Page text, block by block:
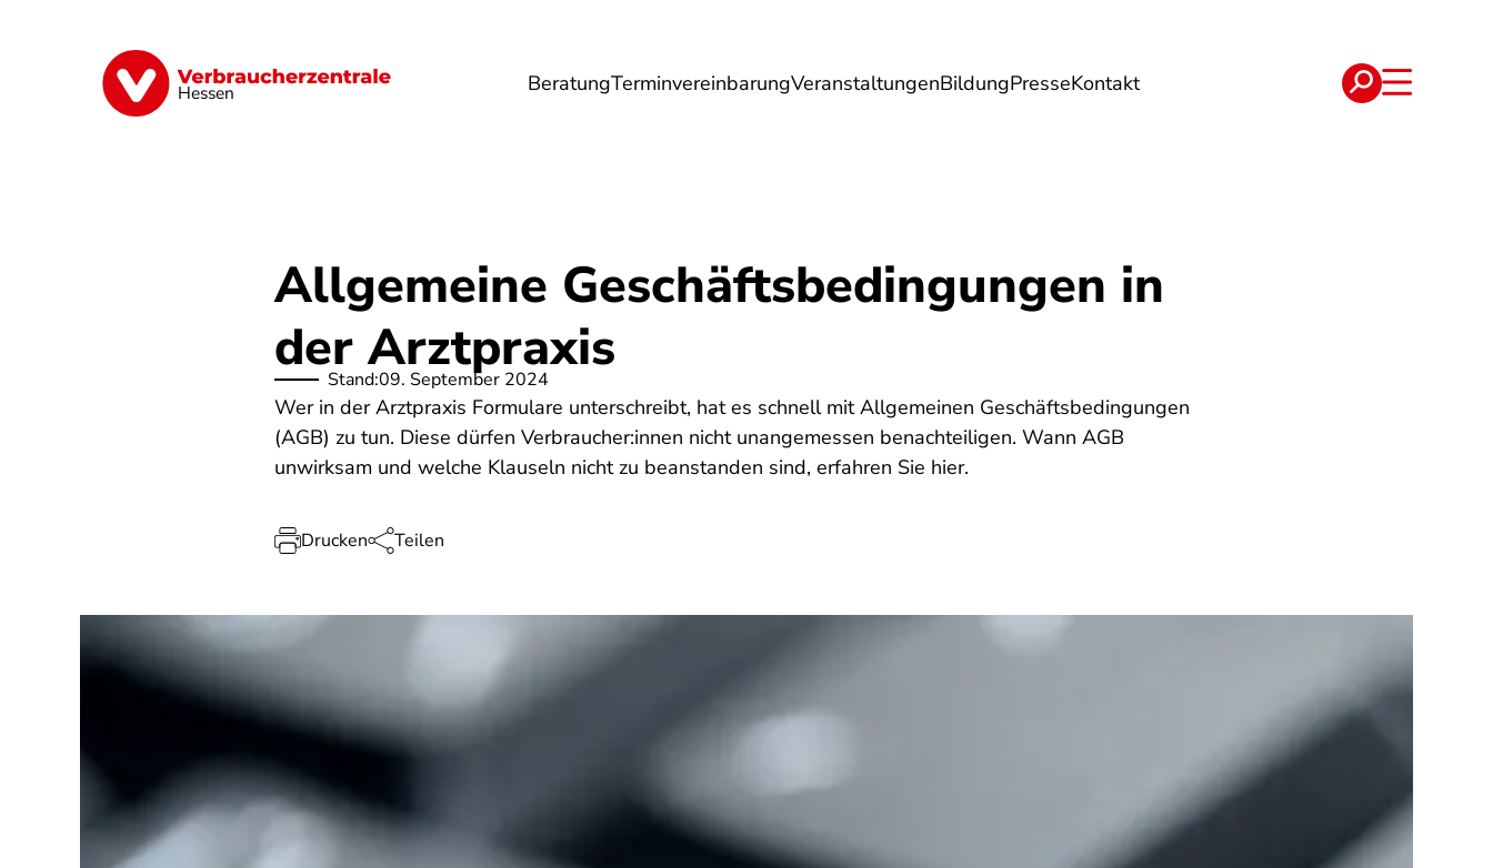
Hessen BeratungTerminvereinbarungVeranstaltungenBildungPresseKontakt
Digitales Energie Finanzen Gesundheit Lebensmittel Reise Umwelt Verträge
Allgemeine Geschäftsbedingungen in
der Arztpraxis
Stand:09. September 2024
Wer in der Arztpraxis Formulare unterschreibt, hat es schnell mit Allgemeinen Geschäftsbedingungen
(AGB) zu tun. Diese dürfen Verbraucher:innen nicht unangemessen benachteiligen. Wann AGB
unwirksam und welche Klauseln nicht zu beanstanden sind, erfahren Sie hier.
Drucken Teilen